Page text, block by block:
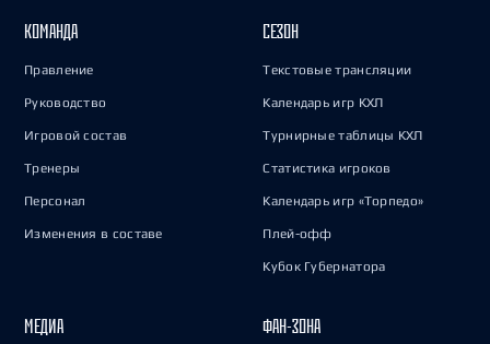
КОМАНДА
Правление
Руководство
Игровой состав
Тренеры
Персонал
Изменения в составе
СЕЗОН
Текстовые трансляции
Календарь игр КХЛ
Турнирные таблицы КХЛ
Статистика игроков
Календарь игр «Торпедо»
Плей-офф
Кубок Губернатора
МЕДИА ФАН-ЗОНА